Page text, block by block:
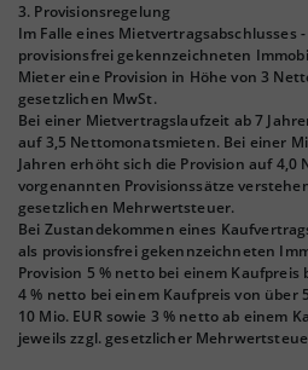
3. Provisionsregelung
Im Falle eines Mietvertragsabschlusses
provisionsfrei gekennzeichneten
Mieter eine Provision in Höhe von 3
gesetzlichen MwSt.
Bei einer Mietvertragslaufzeit ab 7
auf 3,5 Nettomonatsmieten. Bei einer
Jahren erhöht sich die Provision auf
vorgenannten Provisionssätze
gesetzlichen Mehrwertsteuer.
Bei Zustandekommen eines
als provisionsfrei gekennzeichneten
Provision 5 % netto bei einem Kaufpreis
4 % netto bei einem Kaufpreis von über
10 Mio. EUR sowie 3 % netto ab einem
jeweils zzgl. gesetzlicher